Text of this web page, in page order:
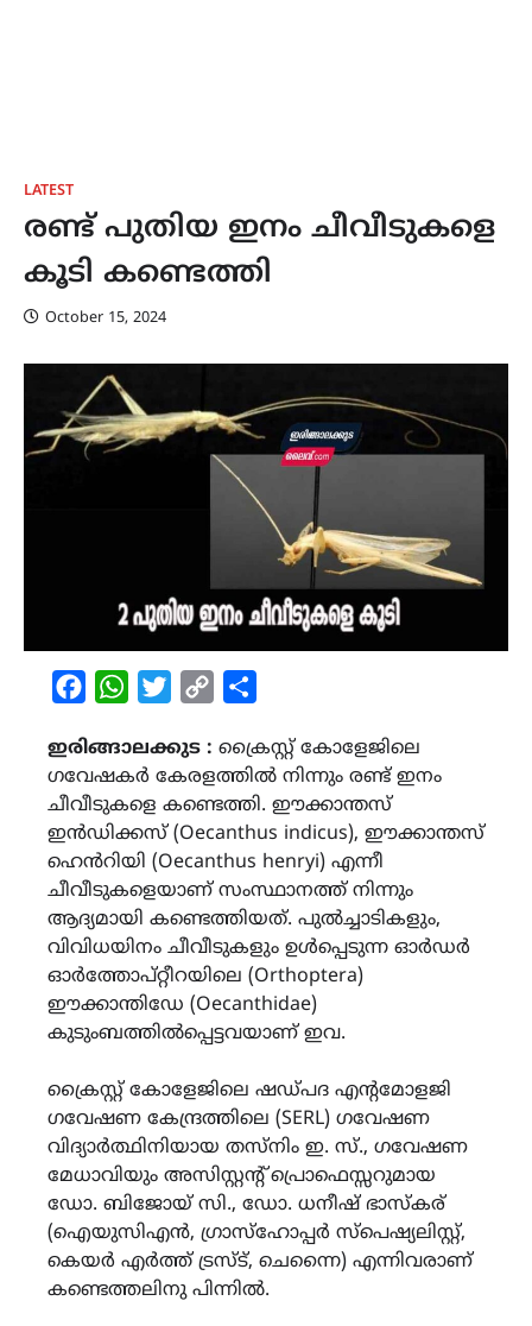
LATEST
രണ്ട് പുതിയ ഇനം ചീവീടുകളെ
കൂടി കണ്ടെത്തി
October 15, 2024
FacebookWhatsAppTwitterCopy
ഇരിങ്ങാലക്കുട : ക്രൈസ്റ്റ് കോളേജിലെ
ഗവേഷകർ കേരളത്തിൽ നിന്നും രണ്ട് ഇനം
ചീവീടുകളെ കണ്ടെത്തി. ഈക്കാന്തസ്
ഇൻഡിക്കസ് (Oecanthus indicus), ഈക്കാന്തസ്
ഹെൻറിയി (Oecanthus henryi) എന്നീ
ചീവീടുകളെയാണ് സംസ്ഥാനത്ത് നിന്നും
ആദ്യമായി കണ്ടെത്തിയത്. പുൽച്ചാടികളും,
വിവിധയിനം ചീവീടുകളും ഉൾപ്പെടുന്ന ഓർഡർ
ഓർത്തോപ്റ്റീറയിലെ (Orthoptera)
ഈക്കാന്തിഡേ (Oecanthidae)
കുടുംബത്തിൽപ്പെട്ടവയാണ് ഇവ.
ക്രൈസ്റ്റ് കോളേജിലെ ഷഡ്‌പദ എന്റമോളജി
ഗവേഷണ കേന്ദ്രത്തിലെ (SERL) ഗവേഷണ
വിദ്യാർത്ഥിനിയായ തസ്നിം ഇ. സ്., ഗവേഷണ
മേധാവിയും അസിസ്റ്റന്റ് പ്രൊഫെസ്സറുമായ
ഡോ. ബിജോയ് സി., ഡോ. ധനീഷ് ഭാസ്കര്
(ഐയുസിഎന്‍, ഗ്രാസ്ഹോപ്പർ സ്പെഷ്യലിസ്റ്റ്,
കെയർ എർത്ത് ട്രസ്ട്, ചെന്നൈ) എന്നിവരാണ്
കണ്ടെത്തലിനു പിന്നിൽ.